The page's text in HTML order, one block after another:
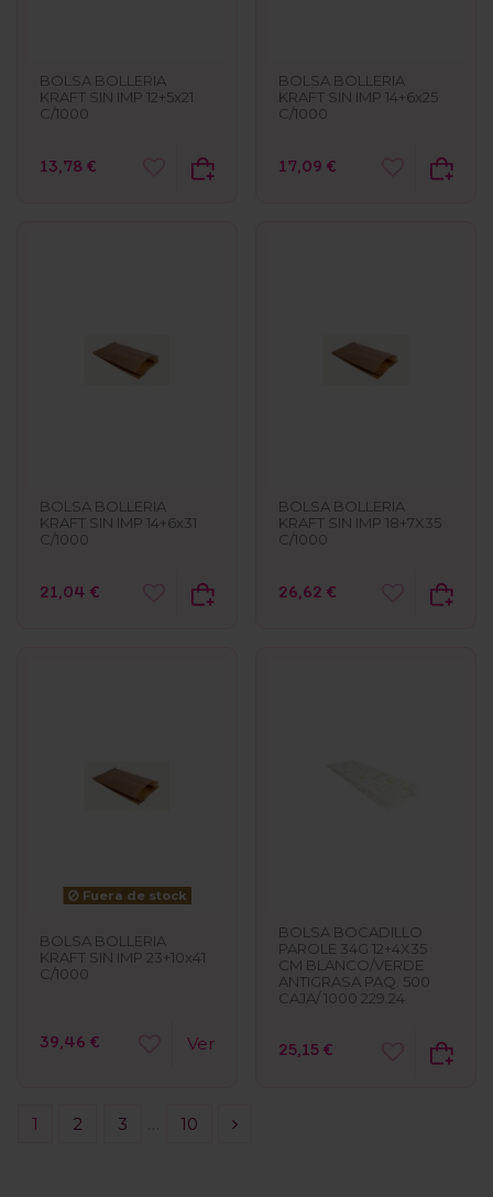
BOLSA BOLLERIA
KRAFT SIN IMP 12+5x21
C/1000
13,78 €
BOLSA BOLLERIA
KRAFT SIN IMP 14+6x25
C/1000
17,09 €
BOLSA BOLLERIA
KRAFT SIN IMP 14+6x31
C/1000
21,04 €
BOLSA BOLLERIA
KRAFT SIN IMP 18+7X35
C/1000
26,62 €
Fuera de stock
BOLSA BOLLERIA
KRAFT SIN IMP 23+10x41
C/1000
39,46 € Ver
BOLSA BOCADILLO
PAROLE 34G 12+4X35
CM BLANCO/VERDE
ANTIGRASA PAQ. 500
CAJA/ 1000 229.24
25,15 €
1 2 3 10